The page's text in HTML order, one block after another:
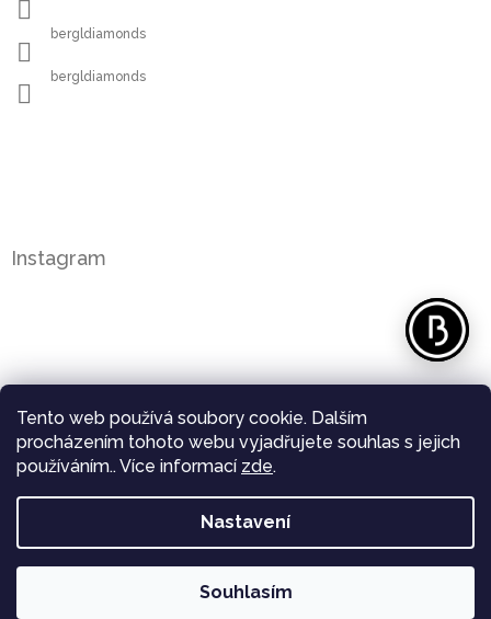
Tento web používá soubory cookie. Dalším
procházením tohoto webu vyjadřujete souhlas s jejich
používáním.. Více informací zde.
Nastavení
Souhlasím
bergldiamonds
bergldiamonds
Instagram
Sledovat na Instagramu
Copyright 2026Bergl Diamonds